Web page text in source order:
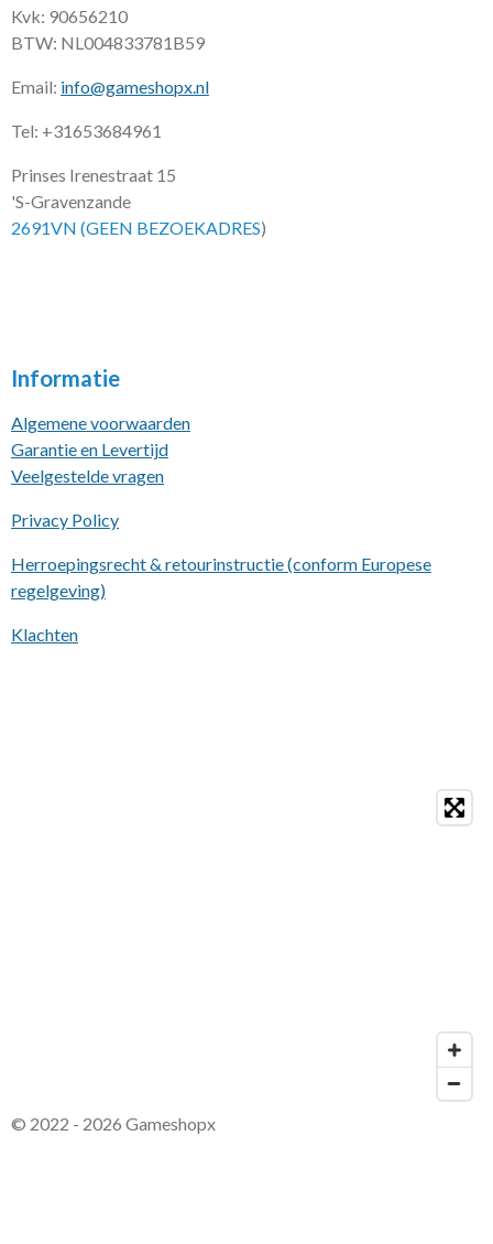
Kvk: 90656210
BTW: NL004833781B59
Email: info@gameshopx.nl
Tel: +31653684961
Prinses Irenestraat 15
'S-Gravenzande
2691VN (GEEN BEZOEKADRES)
Informatie
Algemene voorwaarden
Garantie en Levertijd
Veelgestelde vragen
Privacy Policy
Herroepingsrecht & retourinstructie (conform Europese
regelgeving)
Klachten
© 2022 - 2026 Gameshopx